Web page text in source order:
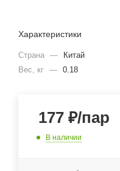
Характеристики
Страна —
Китай
Вес, кг — 0.18
177 ₽/пар
В наличии